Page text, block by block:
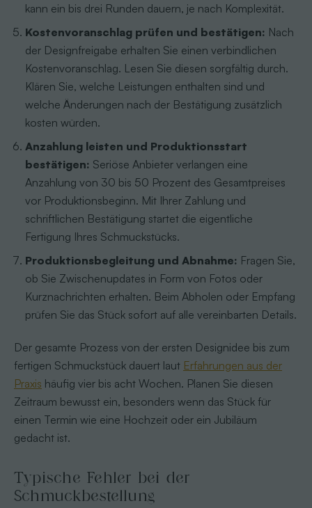
kann ein bis drei Runden dauern, je nach Komplexität.
Kostenvoranschlag prüfen und bestätigen: Nach
der Designfreigabe erhalten Sie einen verbindlichen
Kostenvoranschlag. Lesen Sie diesen sorgfältig durch.
Klären Sie, welche Leistungen enthalten sind und
welche Änderungen nach der Bestätigung zusätzlich
kosten würden.
Anzahlung leisten und Produktionsstart
bestätigen: Seriöse Anbieter verlangen eine
Anzahlung von 30 bis 50 Prozent des Gesamtpreises
vor Produktionsbeginn. Mit Ihrer Zahlung und
schriftlichen Bestätigung startet die eigentliche
Fertigung Ihres Schmuckstücks.
Produktionsbegleitung und Abnahme: Fragen Sie,
ob Sie Zwischenupdates in Form von Fotos oder
Kurznachrichten erhalten. Beim Abholen oder Empfang
prüfen Sie das Stück sofort auf alle vereinbarten Details.
Der gesamte Prozess von der ersten Designidee bis zum
fertigen Schmuckstück dauert laut Erfahrungen aus der
Praxis häufig vier bis acht Wochen. Planen Sie diesen
Zeitraum bewusst ein, besonders wenn das Stück für
einen Termin wie eine Hochzeit oder ein Jubiläum
gedacht ist.
Typische Fehler bei der
Schmuckbestellung